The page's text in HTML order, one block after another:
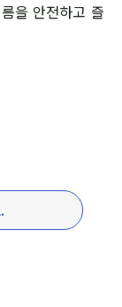
을 안전하고 즐